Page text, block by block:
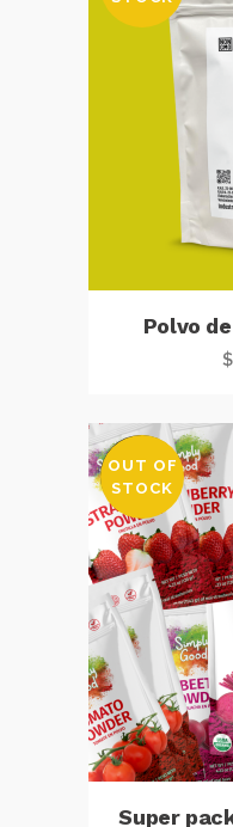
Polvo
$
SALE
OUT OF
STOCK
Super